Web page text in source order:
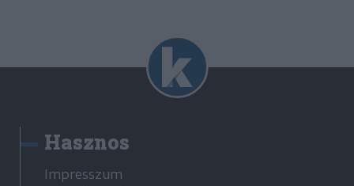
Hasznos
Impresszum